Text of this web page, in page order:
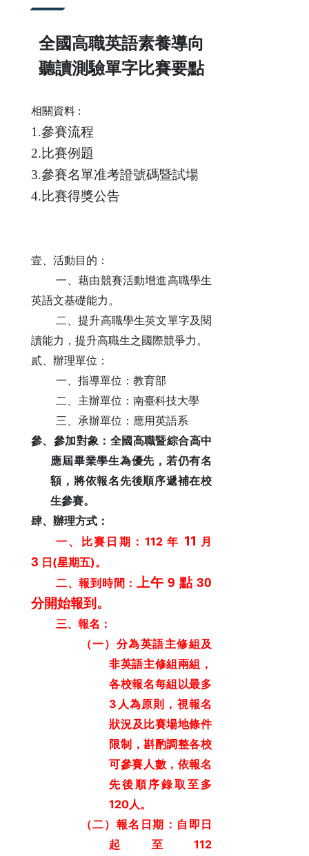
全國高職英語素養導向
聽讀測驗單字比賽要點
相關資料 :
1.參賽流程
2.比賽例題
3.參賽名單准考證號碼暨試場
4.比賽得獎公告
壹、活動目的：
一、藉由競賽活動增進高職學生
英語文基礎能力。
二、提升高職學生英文單字及閱
讀能力，提升高職生之國際競爭力。
貳、辦理單位：
一、指導單位：教育部
二、主辦單位：南臺科技大學
三、承辦單位：應用英語系
參、參加對象：全國高職暨綜合高中
應屆畢業學生為優先 ， 若仍有名
額 ， 將依報名先後順序遞補在校
生參賽。
肆、辦理方式：
一、比賽日期： 112 年 11 月
3 日 (星期五)。
二、報到時間： 上午 9 點 30
分開始報到 。
三、報名：
（一）分為英語主修組及
非英語主修組兩組，
各校報名每組以最多
3 人為原則 ， 視報名
狀況及 比賽場地條件
限制
，斟酌調整各校
可參賽人數 ， 依報名
先後順序錄取至多
120人。
（二）報名日期：自即日
起至 112